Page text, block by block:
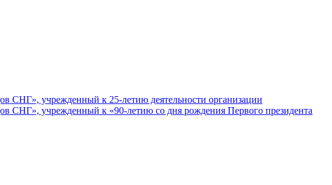
СНГ», учрежденный к 25-летию деятельности организации
СНГ», учрежденный к «90-летию со дня рождения Первого президента